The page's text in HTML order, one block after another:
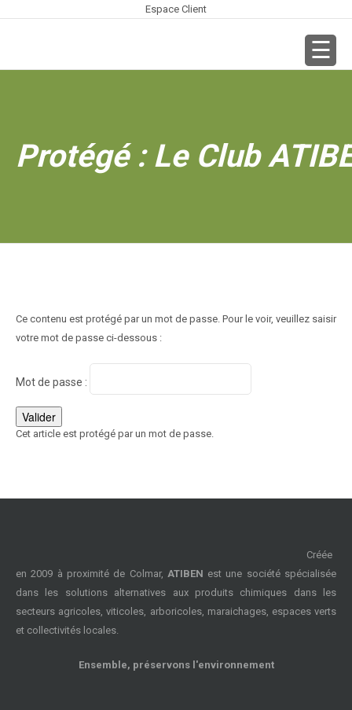
Espace Client
Protégé : Le Club
Ce contenu est protégé par un mot de passe. Pour le voir, veuillez saisir
votre mot de passe ci-dessous :
Mot de passe :
Cet article est protégé par un mot de passe.
Créée
en 2009 à proximité de Colmar, ATIBEN est une société spécialisée
dans les solutions alternatives aux produits chimiques dans les
secteurs agricoles, viticoles, arboricoles, maraichages, espaces verts
et collectivités locales.
Ensemble, préservons l'environnement